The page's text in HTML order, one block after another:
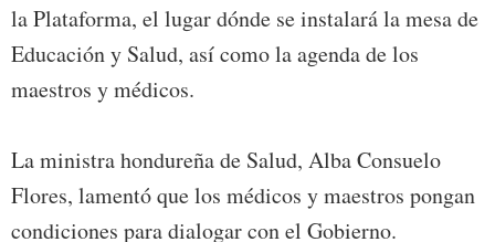
la Plataforma, el lugar dónde se instalará la mesa de
Educación y Salud, así como la agenda de los
maestros y médicos.
La ministra hondureña de Salud, Alba Consuelo
Flores, lamentó que los médicos y maestros pongan
condiciones para dialogar con el Gobierno.